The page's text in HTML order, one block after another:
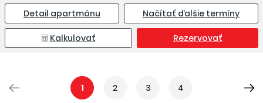
Detail apartmánu Načítať ďalšie termíny
Kalkulovať Rezervovať
1 2 3 4